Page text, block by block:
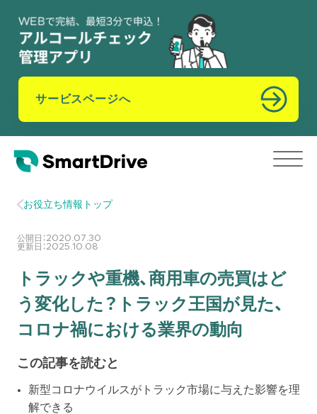
サービスページへ
お役立ち情報トップ
公開日：2020.07.30
更新日：2025.10.08
トラックや重機、商用車の売買はど
う変化した？トラック王国が見た、
コロナ禍における業界の動向
この記事を読むと
新型コロナウイルスがトラック市場に与えた影響を理
解できる